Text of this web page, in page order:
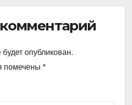
опубликован.
помечены *